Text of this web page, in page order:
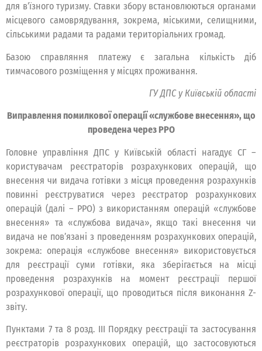
для в’їзного туризму. Ставки збору встановлюються органами
місцевого самоврядування, зокрема, міськими, селищними,
сільськими радами та радами територіальних громад.
Базою справляння платежу є загальна кількість діб
тимчасового розміщення у місцях проживання.
ГУ ДПС у Київській області
Виправлення помилкової операції «службове внесення», що
проведена через РРО
Головне управління ДПС у Київській області нагадує СГ –
користувачам реєстраторів розрахункових операцій, що
внесення чи видача готівки з місця проведення розрахунків
повинні реєструватися через реєстратор розрахункових
операцій (далі – РРО) з використанням операцій «службове
внесення» та «службова видача», якщо такі внесення чи
видача не пов’язані з проведенням розрахункових операцій,
зокрема: операція «службове внесення» використовується
для реєстрації суми готівки, яка зберігається на місці
проведення розрахунків на момент реєстрації першої
розрахункової операції, що проводиться після виконання Z-
звіту.
Пунктами 7 та 8 розд. III Порядку реєстрації та застосування
реєстраторів розрахункових операцій, що застосовуються